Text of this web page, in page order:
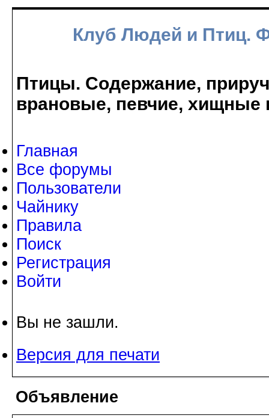
Клуб Людей и Птиц.
Птицы. Содержание,
врановые, певчие, хищные
Главная
Все форумы
Пользователи
Чайнику
Правила
Поиск
Регистрация
Войти
Вы не зашли.
Версия для печати
Объявление